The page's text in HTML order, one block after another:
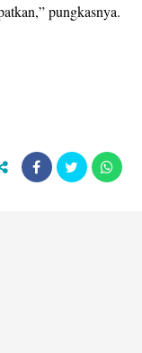
pungkasnya.